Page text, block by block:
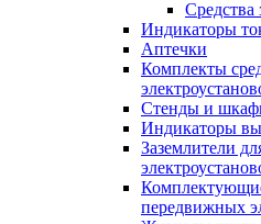
Индикаторы
Аптечки
Комплекты
Стенды и
Индикаторы
Заземлители
передвижных